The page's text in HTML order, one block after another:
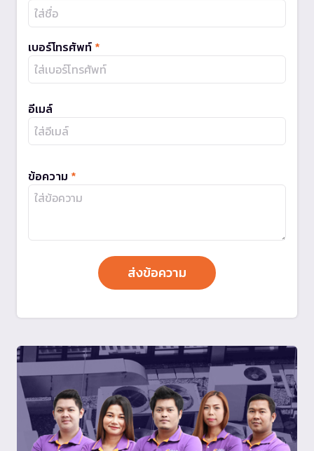
เบอร์โทรศัพท์ *
อีเมล์
ข้อความ *